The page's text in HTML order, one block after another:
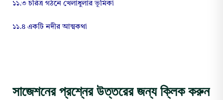
১১.৩ চরিত্র গঠনে খেলাধুলার ভূমিকা
১১.৪ একটি নদীর আত্মকথা
সাজেশনের প্রশ্নের উত্তরের জন্য ক্লিক করুন